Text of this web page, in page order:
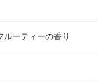
ルーティーの香り